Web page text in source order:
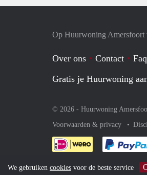
Op Huurwoning
Over ons Contact Faq
Gratis je Huurwoning
© 2026 - Huurwoning
Voorwaarden & privacy
We gebruiken cookies voor de beste service